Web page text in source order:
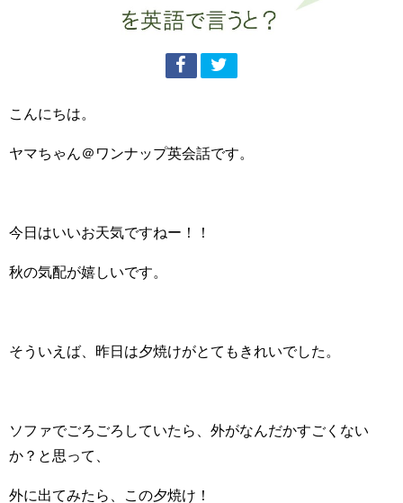
こんにちは。
ヤマちゃん＠ワンナップ英会話です。
今日はいいお天気ですねー！！
秋の気配が嬉しいです。
そういえば、昨日は夕焼けがとてもきれいでした。
ソファでごろごろしていたら、外がなんだかすごくない
か？と思って、
外に出てみたら、この夕焼け！